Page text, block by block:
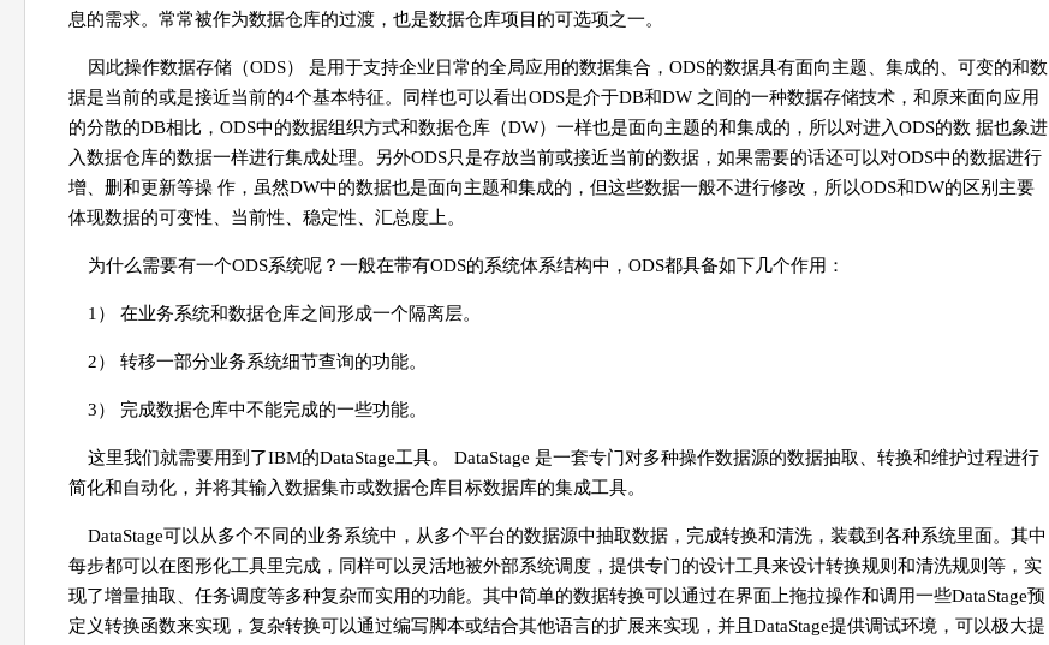
息的需求。常常被作为数据仓库的过渡，也是数据仓库项目的可选项之一。
因此操作数据存储（ODS） 是用于支持企业日常的全局应用的数据集合，ODS的数据具有面向主题、集成的、可变的和数
据是当前的或是接近当前的4个基本特征。同样也可以看出ODS是介于DB和DW 之间的一种数据存储技术，和原来面向应用
的分散的DB相比，ODS中的数据组织方式和数据仓库（DW）一样也是面向主题的和集成的，所以对进入ODS的数 据也象进
入数据仓库的数据一样进行集成处理。另外ODS只是存放当前或接近当前的数据，如果需要的话还可以对ODS中的数据进行
增、删和更新等操 作，虽然DW中的数据也是面向主题和集成的，但这些数据一般不进行修改，所以ODS和DW的区别主要
体现数据的可变性、当前性、稳定性、汇总度上。
为什么需要有一个ODS系统呢？一般在带有ODS的系统体系结构中，ODS都具备如下几个作用：
1） 在业务系统和数据仓库之间形成一个隔离层。
2） 转移一部分业务系统细节查询的功能。
3） 完成数据仓库中不能完成的一些功能。
这里我们就需要用到了IBM的DataStage工具。 DataStage 是一套专门对多种操作数据源的数据抽取、转换和维护过程进行
简化和自动化，并将其输入数据集市或数据仓库目标数据库的集成工具。
DataStage可以从多个不同的业务系统中，从多个平台的数据源中抽取数据，完成转换和清洗，装载到各种系统里面。其中
每步都可以在图形化工具里完成，同样可以灵活地被外部系统调度，提供专门的设计工具来设计转换规则和清洗规则等，实
现了增量抽取、任务调度等多种复杂而实用的功能。其中简单的数据转换可以通过在界面上拖拉操作和调用一些DataStage预
定义转换函数来实现，复杂转换可以通过编写脚本或结合其他语言的扩展来实现，并且DataStage提供调试环境，可以极大提